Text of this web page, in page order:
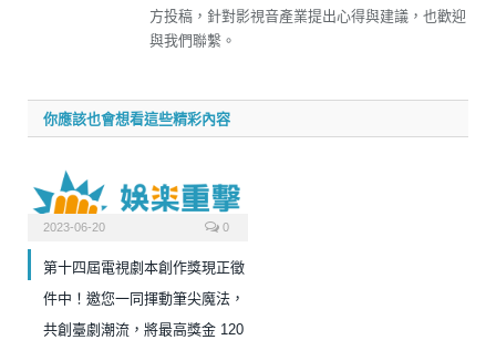
方投稿，針對影視音產業提出心得與建議，也歡迎
與我們聯繫。
你應該也會想看這些精彩內容
2023-06-20 0
第十四屆電視劇本創作獎現正徵
件中！邀您一同揮動筆尖魔法，
共創臺劇潮流，將最高獎金 120